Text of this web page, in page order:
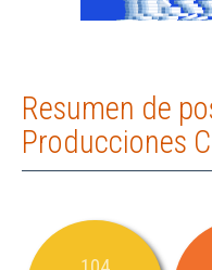
Resumen de
Producciones